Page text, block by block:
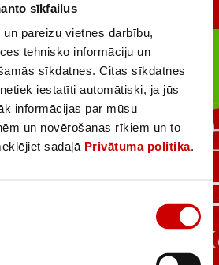
sīkfailus
pareizu vietnes darbību,
tehnisko informāciju un
sīkdatnes. Citas sīkdatnes
iestatīti automātiski, ja jūs
informācijas par mūsu
un novērošanas rīkiem un to
sadaļā Privātuma politika.